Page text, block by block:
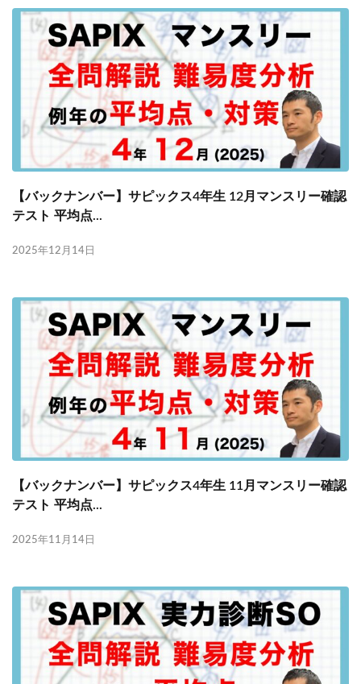
【バックナンバー】サピックス4年生 12月マンスリー確認
テスト 平均点...
2025年12月14日
【バックナンバー】サピックス4年生 11月マンスリー確認
テスト 平均点...
2025年11月14日